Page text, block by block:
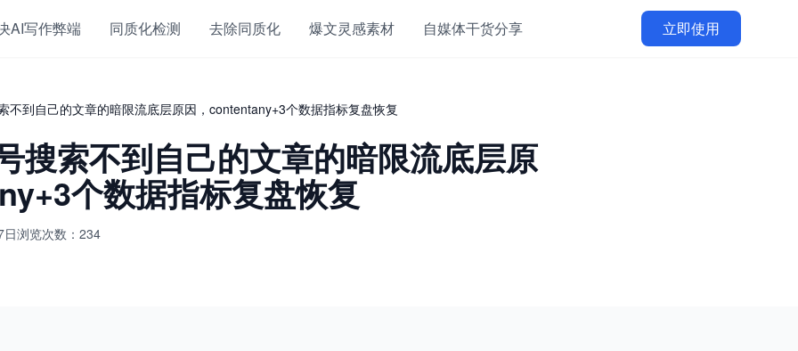
AI写作弊端 同质化检测 去除同质化 爆文灵感素材 自媒体干货分享 立即使用
不到自己的文章的暗限流底层原因，contentany+3个数据指标复盘恢复
搜索不到自己的文章的暗限流底层原
个数据指标复盘恢复
浏览次数：234